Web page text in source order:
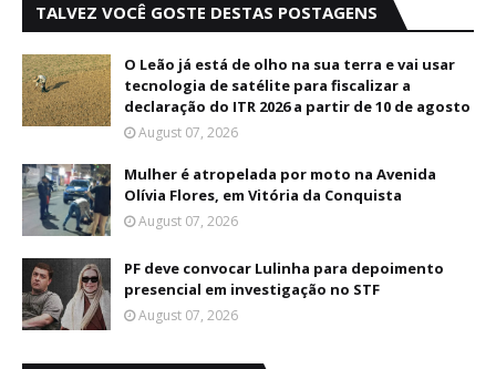
TALVEZ VOCÊ GOSTE DESTAS POSTAGENS
O Leão já está de olho na sua terra e vai usar
tecnologia de satélite para fiscalizar a
declaração do ITR 2026 a partir de 10 de agosto
August 07, 2026
Mulher é atropelada por moto na Avenida
Olívia Flores, em Vitória da Conquista
August 07, 2026
PF deve convocar Lulinha para depoimento
presencial em investigação no STF
August 07, 2026